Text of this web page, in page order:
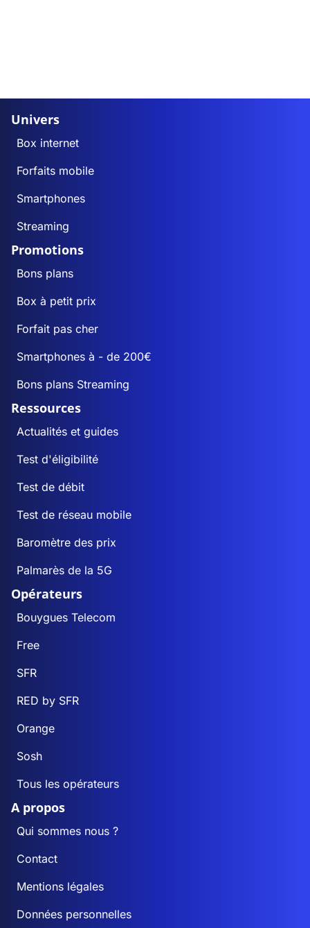
Univers
Box internet
Forfaits mobile
Smartphones
Streaming
Promotions
Bons plans
Box à petit prix
Forfait pas cher
Smartphones à - de 200€
Bons plans Streaming
Ressources
Actualités et guides
Test d'éligibilité
Test de débit
Test de réseau mobile
Baromètre des prix
Palmarès de la 5G
Opérateurs
Bouygues Telecom
Free
SFR
RED by SFR
Orange
Sosh
Tous les opérateurs
A propos
Qui sommes nous ?
Contact
Mentions légales
Données personnelles